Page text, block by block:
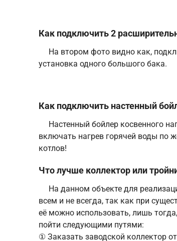
Как подключить 2
На втором фото видно как,
установка одного большого бака.
Как подключить настенный
Настенный бойлер косвенного
включать нагрев горячей воды по
котлов!
Что лучше коллектор или
На данном объекте для
всем и не всегда, так как при
её можно использовать, лишь
пойти следующими путями:
① Заказать заводской коллектор